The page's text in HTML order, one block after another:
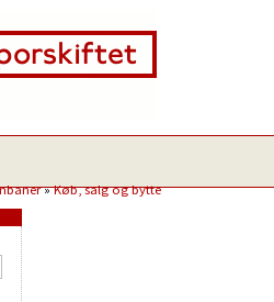
»Køb, salg og bytte